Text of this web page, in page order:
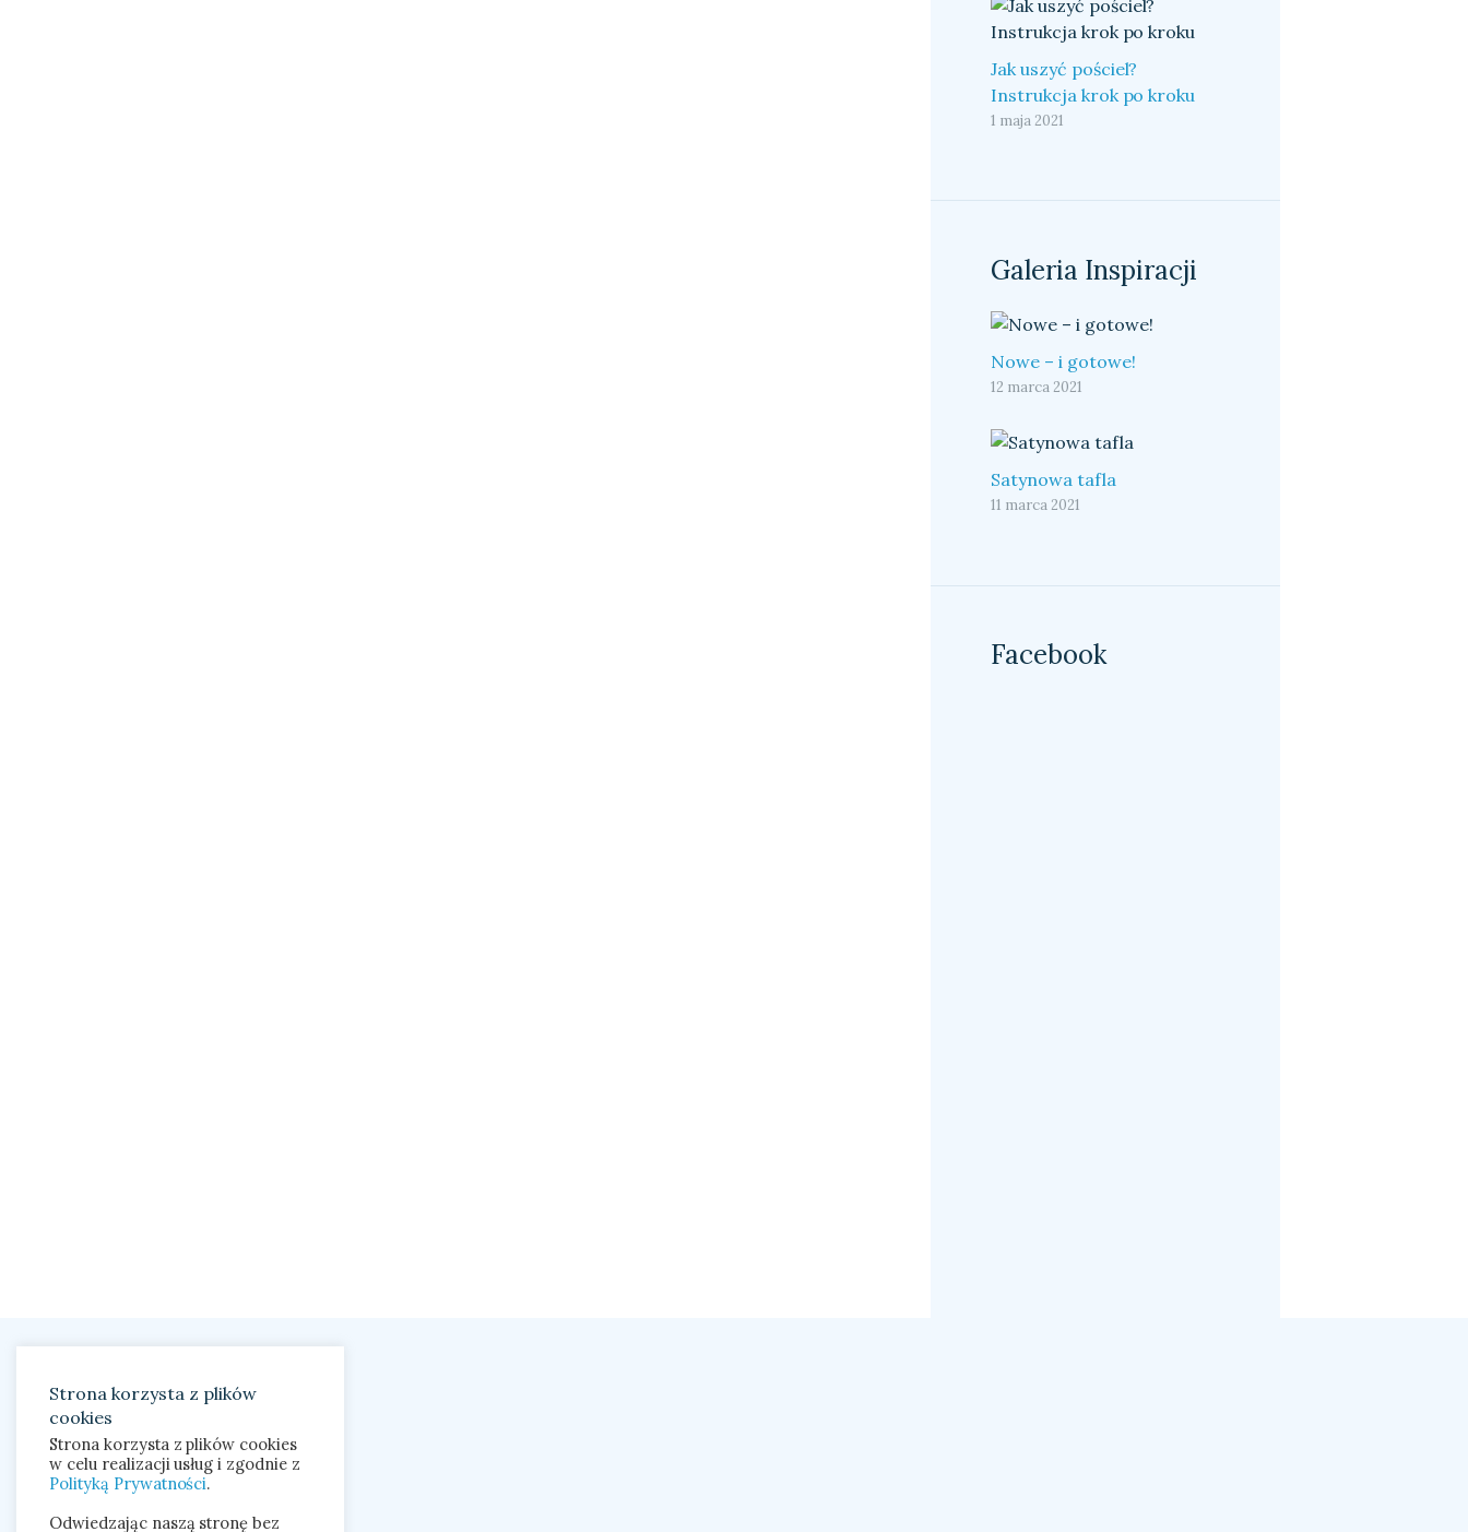
Jak uszyć pościel?
Instrukcja krok po kroku
1 maja 2021
Galeria Inspiracji
Nowe – i gotowe!
12 marca 2021
Satynowa tafla
11 marca 2021
Facebook
Strona korzysta z plików
cookies
Strona korzysta z plików cookies
w celu realizacji usług i zgodnie z
Polityką Prywatności.
Odwiedzając naszą stronę bez